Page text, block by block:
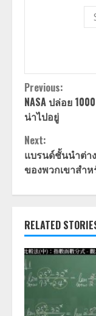
Continue
Reading
Previous:
NASA ปล่อย
น่าไปอยู่
Next:
แบรนด์ชั้นนำต่า
ของพวกเขาสำ
RELATED